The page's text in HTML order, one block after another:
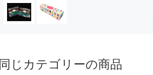
同じカテゴリーの商品